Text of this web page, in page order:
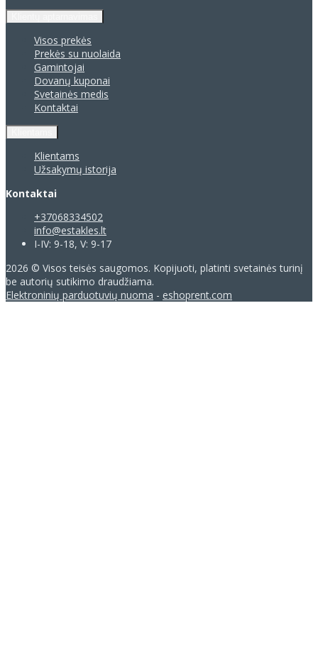
Visos prekės
Prekės su nuolaida
Gamintojai
Dovanų kuponai
Svetainės medis
Kontaktai
Klientams
Užsakymų istorija
Kontaktai
+37068334502
info@estakles.lt
I-IV: 9-18, V: 9-17
2026 © Visos teisės saugomos. Kopijuoti, platinti svetainės turinį
be autorių sutikimo draudžiama.
Elektroninių parduotuvių nuoma - eshoprent.com